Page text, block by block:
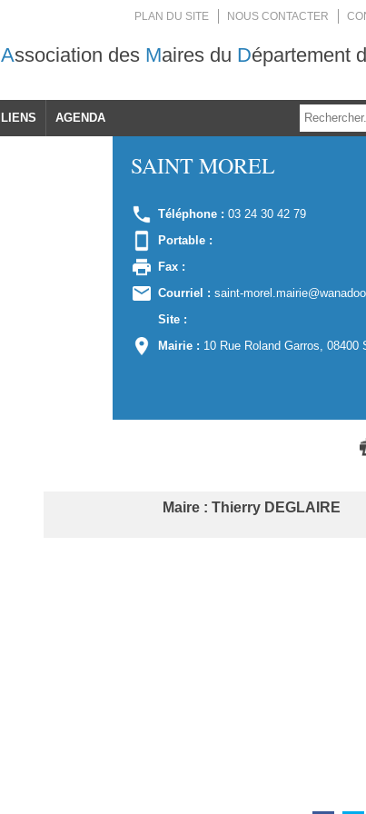
PLAN DU SITE NOUS CONTACTER
Association des Maires du Département
LIENS AGENDA
SAINT MOREL
Téléphone : 03 24 30 42 79
Portable :
Fax :
Courriel : saint-
Site :
Mairie : 10 Rue Roland Garros, 08400
Maire : Thierry DEGLAIRE